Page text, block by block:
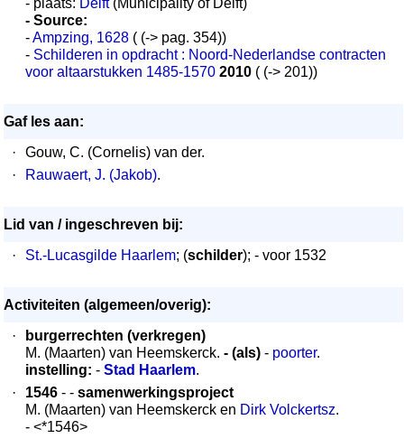
- plaats: Delft(Municipality of Delft)
- Source:
-Ampzing, 1628 ( (-> pag. 354))
- Schilderen in opdracht : Noord-Nederlandse contracten
voor altaarstukken 1485-1570 2010 ( (-> 201))
Gaf les aan:
·
Gouw, C. (Cornelis) van der.
·
Rauwaert, J. (Jakob).
Lid van / ingeschreven bij:
·
St.-Lucasgilde Haarlem; (schilder); - voor 1532
Activiteiten (algemeen/overig):
·
burgerrechten (verkregen)
M. (Maarten) van Heemskerck. - (als) - poorter.
instelling: - Stad Haarlem.
·
1546 - - samenwerkingsproject
M. (Maarten) van Heemskerck en Dirk Volckertsz.
- <*1546>